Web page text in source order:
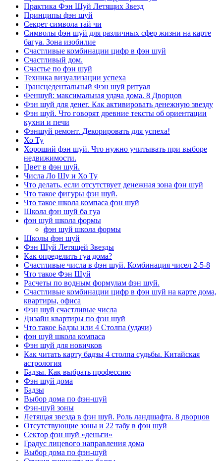
Практика Фэн Шуй Летящих Звезд
Принципы фэн шуй
Секрет символа тай чи
Символы фэн шуй для различных сфер жизни на карте
багуа. Зона изобилие
Счастливые комбинации цифр в фэн шуй
Счастливый дом.
Счастье по фэн шуй
Техника визуализации успеха
Трансцедентальный Фэн шуй ритуал
Феншуй: максимальная удача дома. 8 Дворцов
Фэн шуй для денег. Как активировать денежную звезду
Фэн шуй. Что говорят древние тексты об ориентации
кухни и печи
Фэншуй ремонт. Декорировать для успеха!
Хо Ту
Хороший фэн шуй. Что нужно учитывать при выборе
недвижимости.
Цвет в фэн шуй.
Числа Ло Шу и Хо Ту
Что делать, если отсутствует денежная зона фэн шуй
Что такое фигуры фэн шуй.
Что такое школа компаса фэн шуй
Школа фэн шуй ба гуа
фэн шуй школа формы
фэн шуй школа формы
Школы фэн шуй
Фэн Шуй Летящей Звезды
Как определить гуа дома?
Счастливые числа в фэн шуй. Комбинация чисел 2-5-8
Что такое Фэн Шуй
Расчеты по водным формулам фэн шуй.
Счастливые комбинации цифр в фэн шуй на карте дома,
квартиры, офиса
Фэн шуй счастливые числа
Дизайн квартиры по фэн шуй
Что такое Бадзы или 4 Столпа (удачи)
фэн шуй школа компаса
Фэн шуй для новичков
Как читать карту бадзы 4 столпа судьбы. Китайская
астрология
Бадзы. Как выбрать профессию
Фэн шуй дома
Бадзы
Выбор дома по фэн-шуй
Фэн-шуй зоны
Летящая звезда в фэн шуй. Роль ландшафта. 8 дворцов
Отсутствующие зоны и 22 табу в фэн шуй
Сектор фэн шуй «деньги»
Градус лицевого направления дома
Выбор дома по фэн-шуй